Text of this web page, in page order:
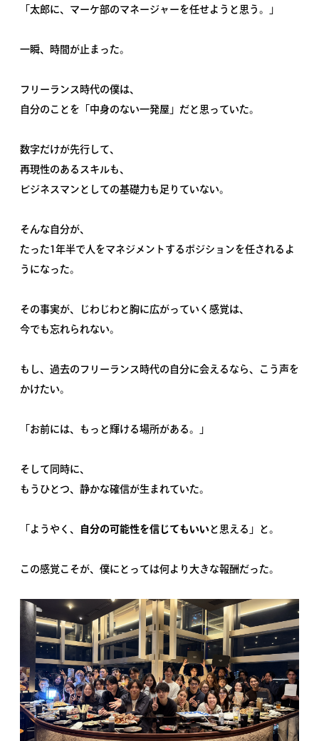
「太郎に、マーケ部のマネージャーを任せようと思う。」
一瞬、時間が止まった。
フリーランス時代の僕は、
自分のことを「中身のない一発屋」だと思っていた。
数字だけが先行して、
再現性のあるスキルも、
ビジネスマンとしての基礎力も足りていない。
そんな自分が、
たった1年半で人をマネジメントするポジションを任されるよ
うになった。
その事実が、じわじわと胸に広がっていく感覚は、
今でも忘れられない。
もし、過去のフリーランス時代の自分に会えるなら、こう声を
かけたい。
「お前には、もっと輝ける場所がある。」
そして同時に、
もうひとつ、静かな確信が生まれていた。
「ようやく、 自分の可能性を信じてもいいと思える」と。
この感覚こそが、僕にとっては何より大きな報酬だった。